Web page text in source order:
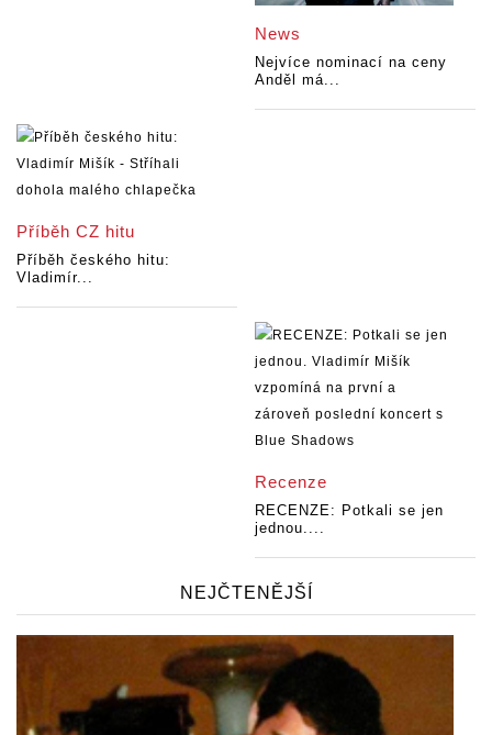
News
Nejvíce nominací na ceny
Anděl má...
Příběh CZ hitu
Příběh českého hitu:
Vladimír...
Recenze
RECENZE: Potkali se jen
jednou....
NEJČTENĚJŠÍ